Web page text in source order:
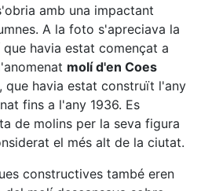
amb una impactant
A la foto s'apreciava la
havia estat començat a
molí d'en Coes
que havia estat construït l'any
fins a l'any 1936. Es
de molins per la seva figura
el més alt de la ciutat.
constructives també eren